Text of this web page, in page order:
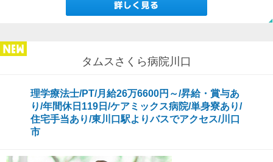
タムスさくら病院川口
理学療法士/PT/月給26万6600円～/昇給・賞与あ
り/年間休日119日/ケアミックス病院/単身寮あり/
住宅手当あり/東川口駅よりバスでアクセス/川口
市